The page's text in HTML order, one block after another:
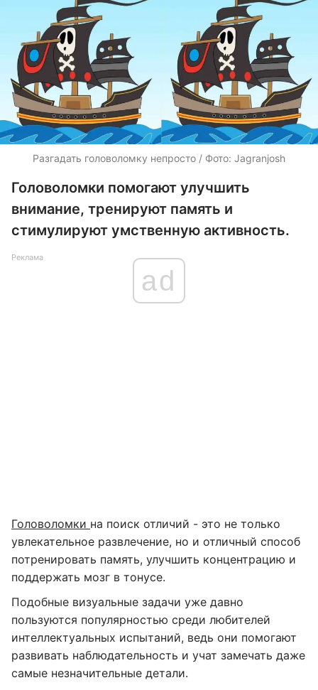
Разгадать головоломку непросто / Фото: Jagranjosh
Головоломки помогают улучшить
внимание, тренируют память и
стимулируют умственную активность.
Реклама
ad
Головоломки на поиск отличий - это не только
увлекательное развлечение, но и отличный способ
потренировать память, улучшить концентрацию и
поддержать мозг в тонусе.
Подобные визуальные задачи уже давно
пользуются популярностью среди любителей
интеллектуальных испытаний, ведь они помогают
развивать наблюдательность и учат замечать даже
самые незначительные детали.